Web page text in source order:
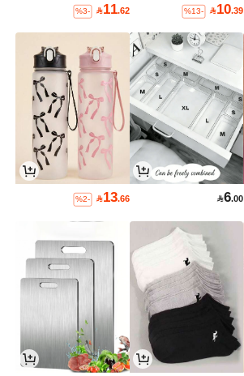
10.39
%13-
11.62
%3-
6.00
13.66
%2-